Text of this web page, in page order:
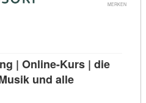
MERKEN
| Online-Kurs | die
und alle